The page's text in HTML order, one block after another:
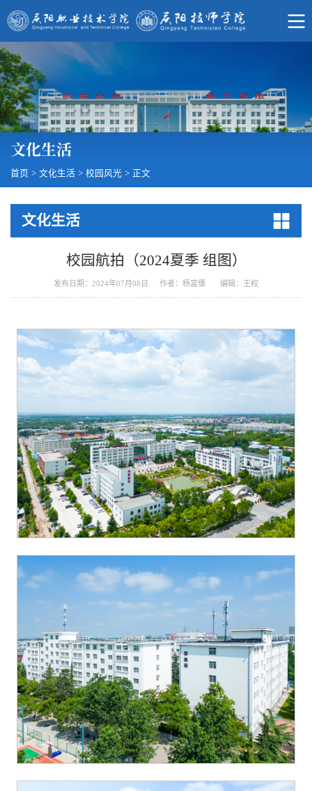
文化生活
首页 > 文化生活 > 校园风光 > 正文
文化生活
校园航拍（2024夏季 组图）
发布日期：2024年07月08日 作者：杨富儒 编辑：王权